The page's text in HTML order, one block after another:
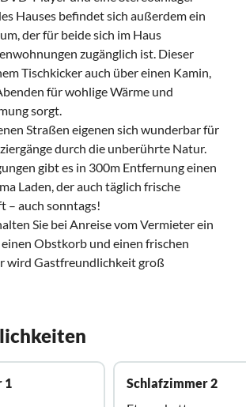
Hauses befindet sich außerdem ein
der für beide sich im Haus
zugänglich ist. Dieser
Tischkicker auch über einen Kamin,
für wohlige Wärme und
sorgt.
Straßen eigenen sich wunderbar für
durch die unberührte Natur.
gibt es in 300m Entfernung einen
Laden, der auch täglich frische
– auch sonntags!
Sie bei Anreise vom Vermieter ein
Obstkorb und einen frischen
wird Gastfreundlichkeit groß
1
Schlafzimmer 2